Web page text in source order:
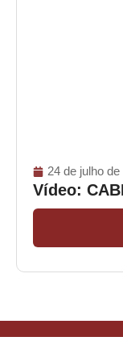
24 de julho de
Vídeo: